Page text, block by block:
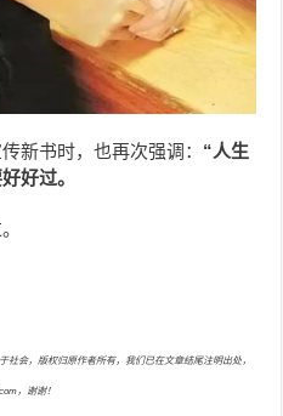
新书时，也再次强调： “人生
好过。
会，版权归原作者所有，我们已在文章结尾注明出处，
，谢谢！